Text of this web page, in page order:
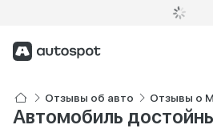
Отзывы об авто Отзывы о
Автомобиль